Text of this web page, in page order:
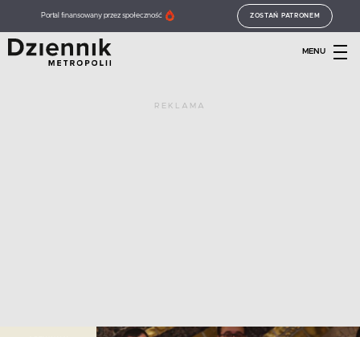
Portal finansowany przez społeczność ZOSTAŃ PATRONEM
MENU
REKLAMA